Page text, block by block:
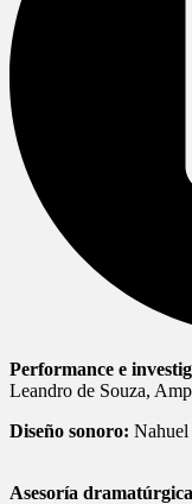
Performance e
Leandro de Souza,
Diseño sonoro:
Asesoría